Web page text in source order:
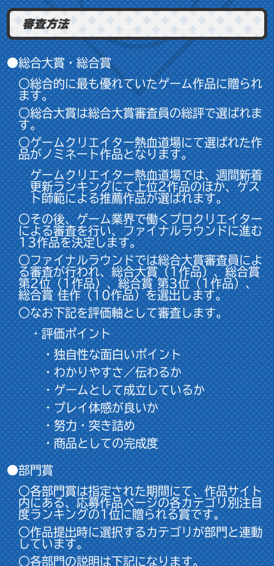
審査方法
●総合大賞・総合賞
○総合的に最も優れていたゲーム作品に贈られ
ます。
○総合大賞は総合大賞審査員の総評で選ばれま
す。
○ゲームクリエイター熱血道場にて選ばれた作
品がノミネート作品となります。
ゲームクリエイター熱血道場では、週間新着
更新ランキングにて上位2作品のほか、ゲス
ト師範による推薦作品が選ばれます。
○その後、ゲーム業界で働くプロクリエイター
による審査を行い、ファイナルラウンドに進む
13作品を決定します。
○ファイナルラウンドでは総合大賞審査員によ
る審査が行われ、総合大賞（1作品）、総合賞
第2位（1作品）、総合賞 第3位（1作品）、
総合賞 佳作（10作品）を選出します。
○なお下記を評価軸として審査します。
・評価ポイント
・独自性な面白いポイント
・わかりやすさ／伝わるか
・ゲームとして成立しているか
・プレイ体感が良いか
・努力・突き詰め
・商品としての完成度
●部門賞
○各部門賞は指定された期間にて、作品サイト
内にある、応募作品ページの各カテゴリ別注目
度ランキングの1位に贈られる賞です。
○作品提出時に選択するカテゴリが部門と連動
しています。
○各部門の説明は下記になります。